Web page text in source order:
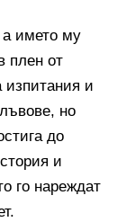
а името му
плен от
изпитания и
но
до
и
го нареждат